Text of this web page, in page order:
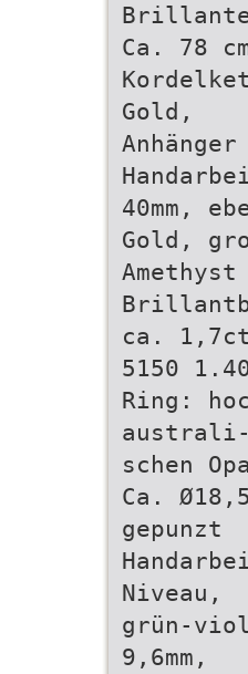
Ca. 78
Gold,
40mm,
Gold,
ca.
5150
Ring:
australi-
schen
Ca.
gepunzt
Niveau,
grün-
9,6mm,